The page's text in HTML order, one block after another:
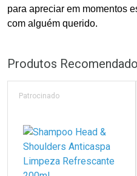
para apreciar em momentos
com alguém querido.
Produtos
Patrocinado